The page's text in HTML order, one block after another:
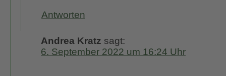
Antworten
Andrea Kratz sagt:
6. September 2022 um 16:24 Uhr